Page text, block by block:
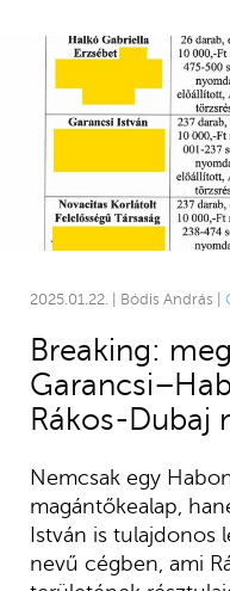
2025.01.22. | Bódis András |
Breaking:
Rákos-Dubaj
Nemcsak egy
magántőkealap,
István is tulajdonos
nevű cégben, ami